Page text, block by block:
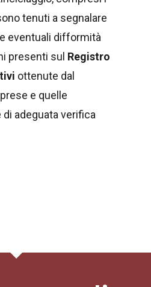
tenuti a segnalare
eventuali difformità
presenti sul Registro
ottenute dal
e quelle
adeguata verifica